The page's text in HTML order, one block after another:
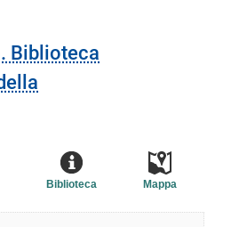
Biblioteca
Mappa
Biblioteca